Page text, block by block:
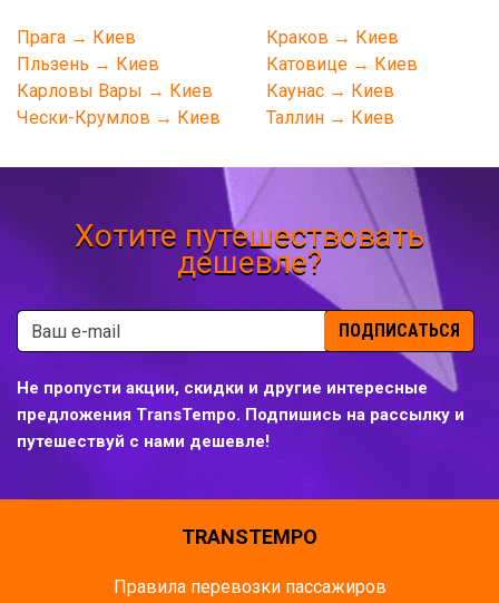
Прага → Киев
Пльзень → Киев
Карловы Вары → Киев
Чески-Крумлов → Киев
Краков → Киев
Катовице → Киев
Каунас → Киев
Таллин → Киев
Хотите путешествовать
дешевле?
ПОДПИСАТЬСЯ
Не пропусти акции, скидки и другие интересные
предложения TransTempo. Подпишись на рассылку и
путешествуй с нами дешевле!
TRANSTEMPO
Правила перевозки пассажиров